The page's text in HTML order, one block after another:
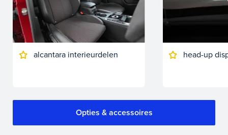
alcantara interieurdelen head-up
Opties & accessoires